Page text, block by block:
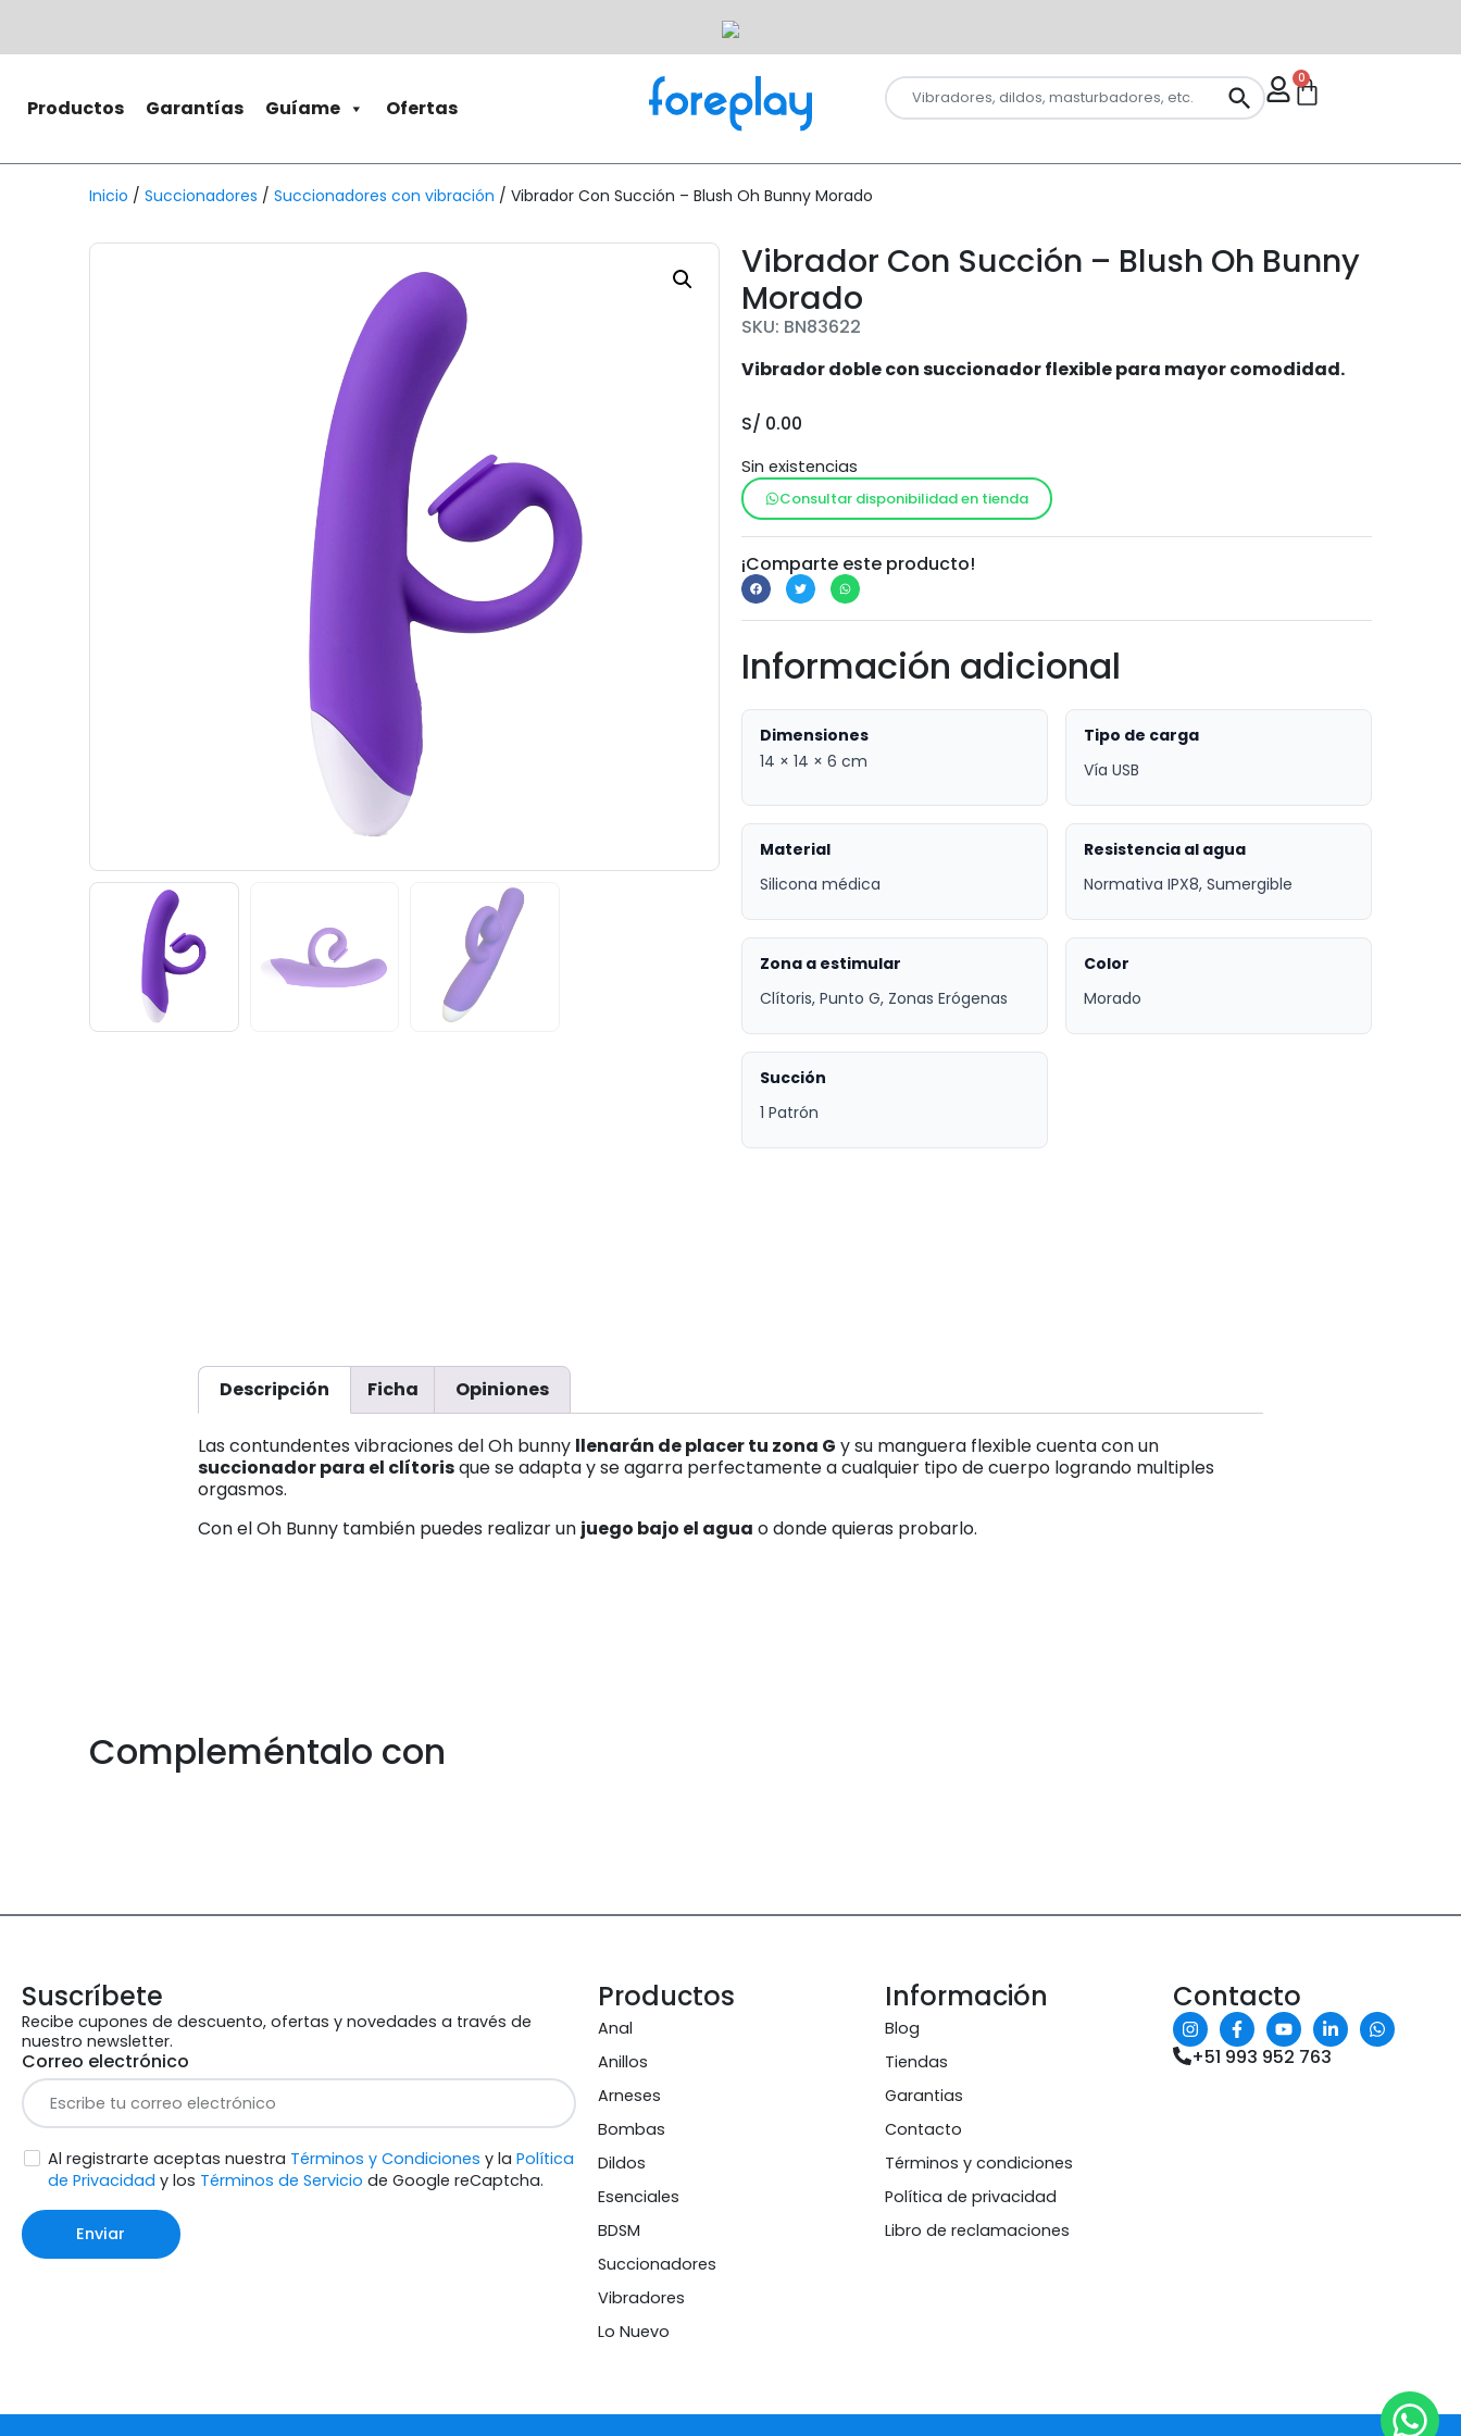
Productos Garantías Guíame Ofertas
0
Inicio / Succionadores / Succionadores con vibración / Vibrador Con Succión – Blush Oh Bunny Morado
Vibrador Con Succión – Blush Oh Bunny
Morado
SKU: BN83622
Vibrador doble con succionador flexible para mayor comodidad.
S/ 0.00
Sin existencias
Consultar disponibilidad en tienda
¡Comparte este producto!
Información adicional
Dimensiones
14 × 14 × 6 cm
Tipo de carga
Vía USB
Material
Silicona médica
Resistencia al agua
Normativa IPX8, Sumergible
Zona a estimular
Clítoris, Punto G, Zonas Erógenas
Color
Morado
Succión
1 Patrón
Descripción Ficha Opiniones
Las contundentes vibraciones del Oh bunny llenarán de placer tu zona G y su manguera flexible cuenta con un
succionador para el clítorisque se adapta y se agarra perfectamente a cualquier tipo de cuerpo logrando multiples
orgasmos.
Con el Oh Bunny también puedes realizar un juego bajo el agua o donde quieras probarlo.
Compleméntalo con
Suscríbete
Recibe cupones de descuento, ofertas y novedades a través de
nuestro newsletter.
Correo electrónico
Al registrarte aceptas nuestra Términos y Condiciones y la Política
de Privacidad y los Términos de Servicio de Google reCaptcha.
Enviar
Productos
Anal
Anillos
Arneses
Bombas
Dildos
Esenciales
BDSM
Succionadores
Vibradores
Lo Nuevo
Información
Blog
Tiendas
Garantias
Contacto
Términos y condiciones
Política de privacidad
Libro de reclamaciones
Contacto
+51 993 952 763